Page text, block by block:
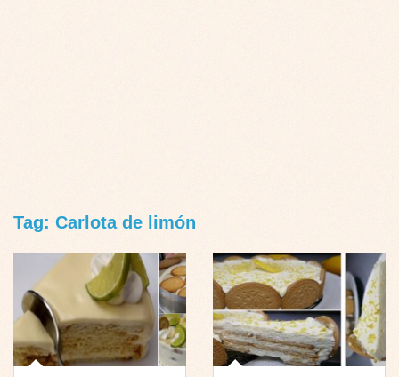
Tag: Carlota de limón